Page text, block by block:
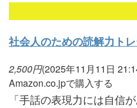
社会人のための読解力ト
2,500円(2025年11月11日
Amazon.co.jpで購入する
「手話の表現力には自信